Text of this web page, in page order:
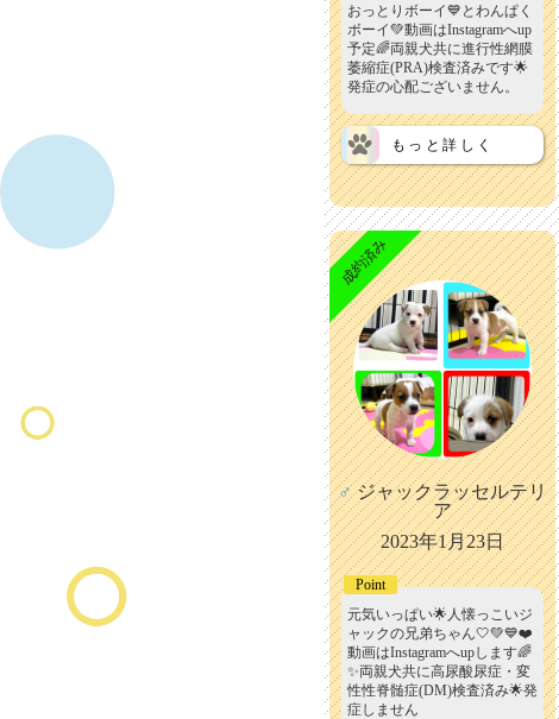
おっとりボーイ💙とわんぱく
ボーイ💚動画はInstagramへup
予定🌈両親犬共に進行性網膜
萎縮症(PRA)検査済みです🌟
発症の心配ございません。
もっと詳しく
成約済み
♂ジャックラッセルテリ
ア
2023年1月23日
Point
元気いっぱい🌟人懐っこいジ
ャックの兄弟ちゃん🤍💚💙❤️
動画はInstagramへupします🌈
✨両親犬共に高尿酸尿症・変
性性脊髄症(DM)検査済み🌟発
症しません